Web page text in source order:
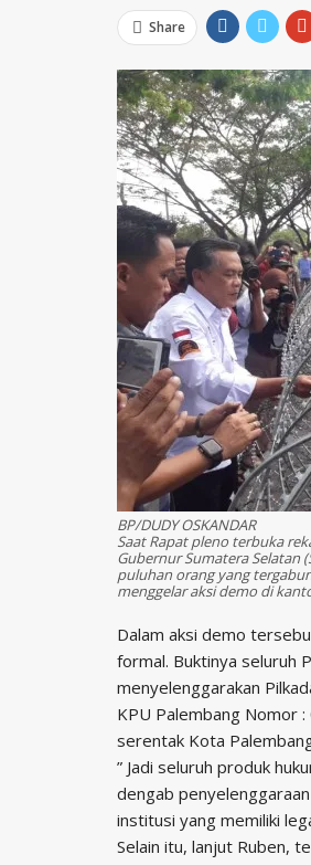
Share
BP/DUDY OSKANDAR
Saat Rapat pleno terbuka
Gubernur Sumatera Selatan
puluhan orang yang
menggelar aksi demo di
Dalam aksi demo
formal. Buktinya seluruh
menyelenggarakan
KPU Palembang Nomor
serentak Kota
” Jadi seluruh produk
dengab
institusi yang memiliki
Selain itu, lanjut Ruben,